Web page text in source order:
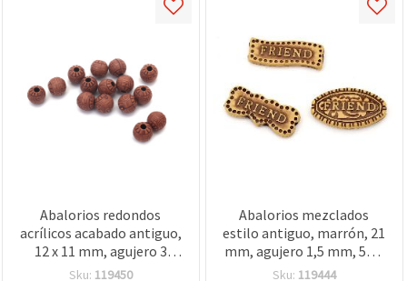
Abalorios redondos
acrílicos acabado antiguo,
12 x 11 mm, agujero 3
mm, marrón, 50 g (aprox.
Sku: 119450
Abalorios mezclados
estilo antiguo, marrón, 21
mm, agujero 1,5 mm, 50 g
(~54 uds)
Sku: 119444